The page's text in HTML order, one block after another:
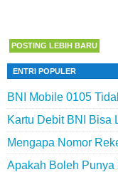
POSTING LEBIH BARU
ENTRI POPULER
BNI Mobile 0105
Kartu Debit BNI Bisa
Mengapa Nomor
Apakah Boleh